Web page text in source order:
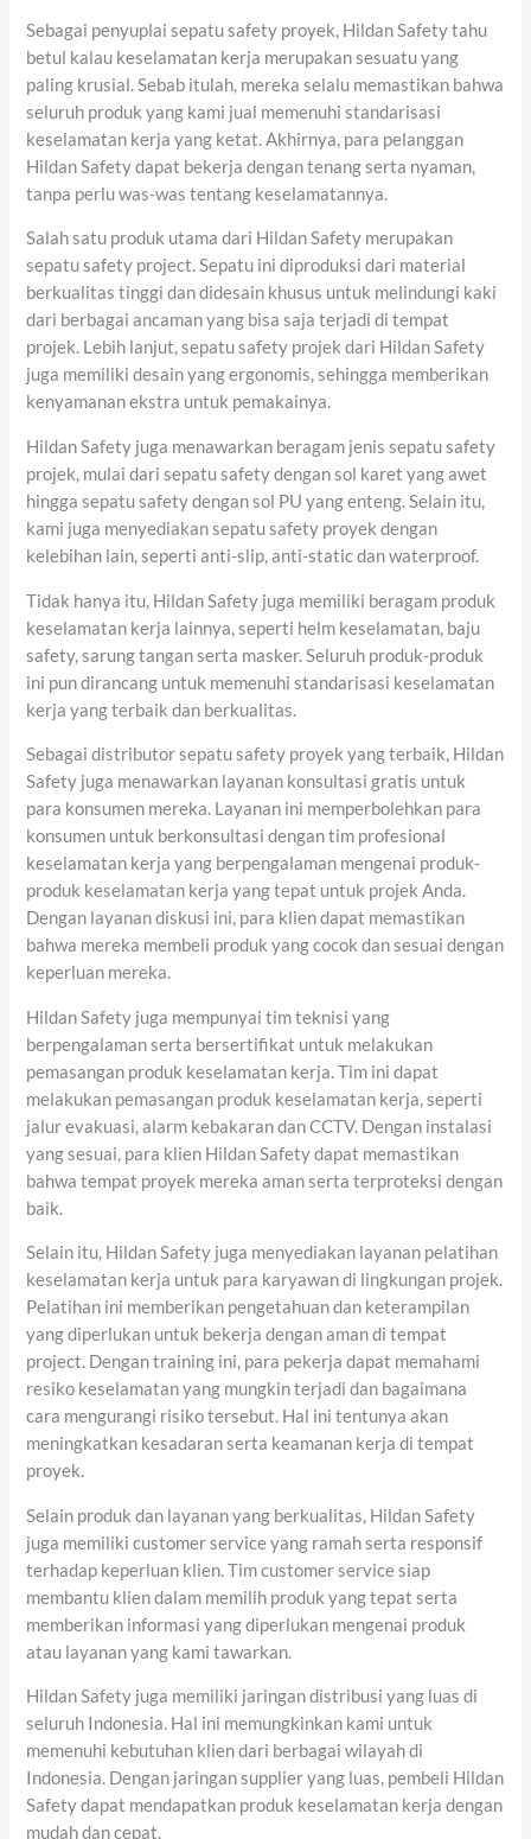
Sebagai penyuplai sepatu safety proyek, Hildan Safety tahu
betul kalau keselamatan kerja merupakan sesuatu yang
paling krusial. Sebab itulah, mereka selalu memastikan bahwa
seluruh produk yang kami jual memenuhi standarisasi
keselamatan kerja yang ketat. Akhirnya, para pelanggan
Hildan Safety dapat bekerja dengan tenang serta nyaman,
tanpa perlu was-was tentang keselamatannya.
Salah satu produk utama dari Hildan Safety merupakan
sepatu safety project. Sepatu ini diproduksi dari material
berkualitas tinggi dan didesain khusus untuk melindungi kaki
dari berbagai ancaman yang bisa saja terjadi di tempat
projek. Lebih lanjut, sepatu safety projek dari Hildan Safety
juga memiliki desain yang ergonomis, sehingga memberikan
kenyamanan ekstra untuk pemakainya.
Hildan Safety juga menawarkan beragam jenis sepatu safety
projek, mulai dari sepatu safety dengan sol karet yang awet
hingga sepatu safety dengan sol PU yang enteng. Selain itu,
kami juga menyediakan sepatu safety proyek dengan
kelebihan lain, seperti anti-slip, anti-static dan waterproof.
Tidak hanya itu, Hildan Safety juga memiliki beragam produk
keselamatan kerja lainnya, seperti helm keselamatan, baju
safety, sarung tangan serta masker. Seluruh produk-produk
ini pun dirancang untuk memenuhi standarisasi keselamatan
kerja yang terbaik dan berkualitas.
Sebagai distributor sepatu safety proyek yang terbaik, Hildan
Safety juga menawarkan layanan konsultasi gratis untuk
para konsumen mereka. Layanan ini memperbolehkan para
konsumen untuk berkonsultasi dengan tim profesional
keselamatan kerja yang berpengalaman mengenai produk-
produk keselamatan kerja yang tepat untuk projek Anda.
Dengan layanan diskusi ini, para klien dapat memastikan
bahwa mereka membeli produk yang cocok dan sesuai dengan
keperluan mereka.
Hildan Safety juga mempunyai tim teknisi yang
berpengalaman serta bersertifikat untuk melakukan
pemasangan produk keselamatan kerja. Tim ini dapat
melakukan pemasangan produk keselamatan kerja, seperti
jalur evakuasi, alarm kebakaran dan CCTV. Dengan instalasi
yang sesuai, para klien Hildan Safety dapat memastikan
bahwa tempat proyek mereka aman serta terproteksi dengan
baik.
Selain itu, Hildan Safety juga menyediakan layanan pelatihan
keselamatan kerja untuk para karyawan di lingkungan projek.
Pelatihan ini memberikan pengetahuan dan keterampilan
yang diperlukan untuk bekerja dengan aman di tempat
project. Dengan training ini, para pekerja dapat memahami
resiko keselamatan yang mungkin terjadi dan bagaimana
cara mengurangi risiko tersebut. Hal ini tentunya akan
meningkatkan kesadaran serta keamanan kerja di tempat
proyek.
Selain produk dan layanan yang berkualitas, Hildan Safety
juga memiliki customer service yang ramah serta responsif
terhadap keperluan klien. Tim customer service siap
membantu klien dalam memilih produk yang tepat serta
memberikan informasi yang diperlukan mengenai produk
atau layanan yang kami tawarkan.
Hildan Safety juga memiliki jaringan distribusi yang luas di
seluruh Indonesia. Hal ini memungkinkan kami untuk
memenuhi kebutuhan klien dari berbagai wilayah di
Indonesia. Dengan jaringan supplier yang luas, pembeli Hildan
Safety dapat mendapatkan produk keselamatan kerja dengan
mudah dan cepat.